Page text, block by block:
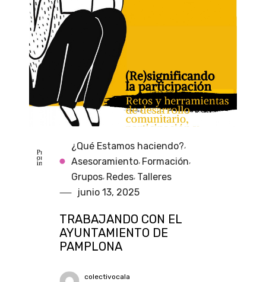
¿Qué Estamos haciendo?,
Asesoramiento, Formación,
Grupos, Redes, Talleres
junio 13, 2025
TRABAJANDO CON EL
AYUNTAMIENTO DE
PAMPLONA
colectivocala